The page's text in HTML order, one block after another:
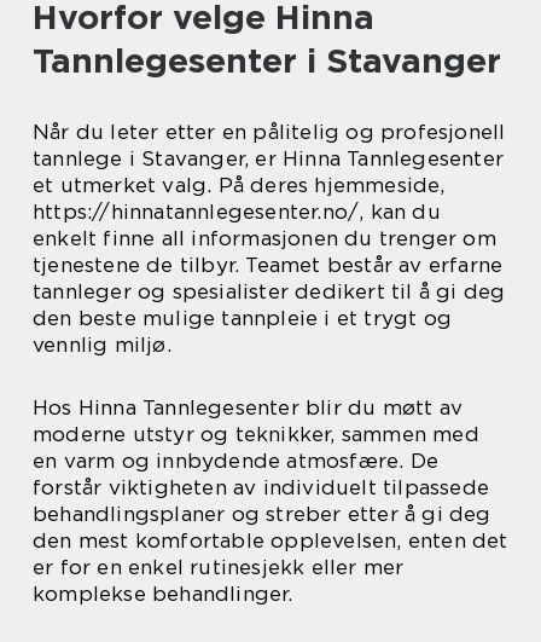
Hvorfor velge Hinna
Tannlegesenter i Stavanger
Når du leter etter en pålitelig og profesjonell
tannlege i Stavanger, er Hinna Tannlegesenter
et utmerket valg. På deres hjemmeside,
https://hinnatannlegesenter.no/, kan du
enkelt finne all informasjonen du trenger om
tjenestene de tilbyr. Teamet består av erfarne
tannleger og spesialister dedikert til å gi deg
den beste mulige tannpleie i et trygt og
vennlig miljø.
Hos Hinna Tannlegesenter blir du møtt av
moderne utstyr og teknikker, sammen med
en varm og innbydende atmosfære. De
forstår viktigheten av individuelt tilpassede
behandlingsplaner og streber etter å gi deg
den mest komfortable opplevelsen, enten det
er for en enkel rutinesjekk eller mer
komplekse behandlinger.